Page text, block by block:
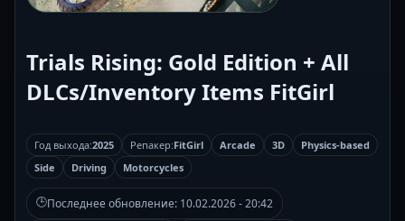
Trials Rising: Gold Edition + All
DLCs/Inventory Items FitGirl
Год выхода:2025 Репакер:FitGirl Arcade 3D
Physics-based
Side
Driving Motorcycles
🕒Последнее обновление: 10.02.2026 - 20:42